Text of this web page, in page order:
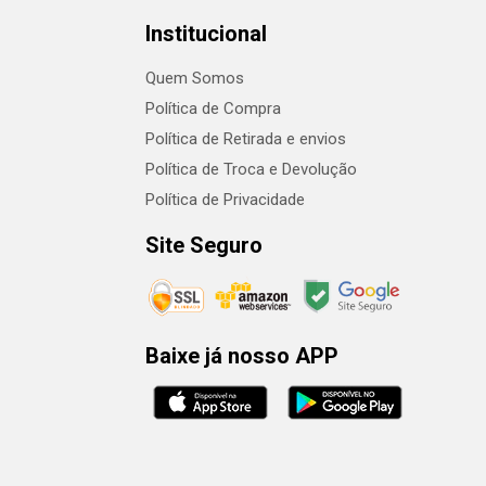
Institucional
Quem Somos
Política de Compra
Política de Retirada e envios
Política de Troca e Devolução
Política de Privacidade
Site Seguro
Baixe já nosso APP